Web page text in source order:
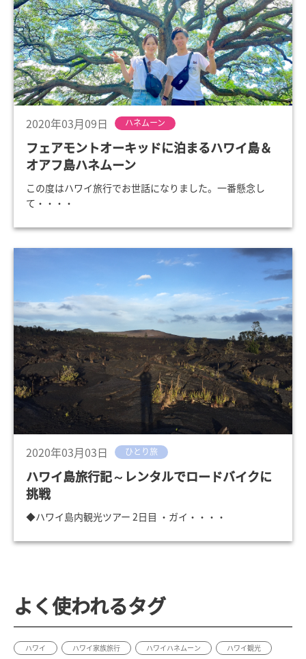
2020年03月09日 ハネムーン
フェアモントオーキッドに泊まるハワイ島＆
オアフ島ハネムーン
この度はハワイ旅行でお世話になりました。一番懸念し
て・・・・
2020年03月03日 ひとり旅
ハワイ島旅行記～レンタルでロードバイクに
挑戦
◆ハワイ島内観光ツアー 2日目 ・ガイ・・・・
よく使われるタグ
ハワイ ハワイ家族旅行 ハワイハネムーン ハワイ観光